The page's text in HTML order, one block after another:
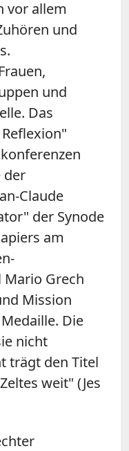
vor allem
und
und
Das
der
Claude
der Synode
am
Mario Grech
Mission
Die
nicht
trägt den Titel
weit" (Jes